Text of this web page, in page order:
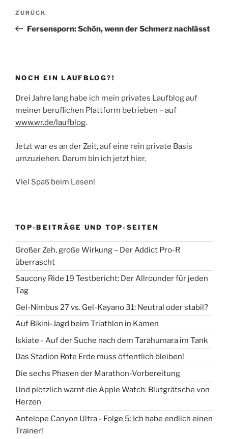
Beitragsnavigation
Vorheriger
Beitrag
ZURÜCK
Fersensporn: Schön, wenn der Schmerz nachlässt
NOCH EIN LAUFBLOG?!
Drei Jahre lang habe ich mein privates Laufblog auf
meiner beruflichen Plattform betrieben – auf
www.wr.de/laufblog.
Jetzt war es an der Zeit, auf eine rein private Basis
umzuziehen. Darum bin ich jetzt hier.
Viel Spaß beim Lesen!
TOP-BEITRÄGE UND TOP-SEITEN
Großer Zeh, große Wirkung – Der Addict Pro-R
überrascht
Saucony Ride 19 Testbericht: Der Allrounder für jeden
Tag
Gel-Nimbus 27 vs. Gel-Kayano 31: Neutral oder stabil?
Auf Bikini-Jagd beim Triathlon in Kamen
Iskiate - Auf der Suche nach dem Tarahumara im Tank
Das Stadion Rote Erde muss öffentlich bleiben!
Die sechs Phasen der Marathon-Vorbereitung
Und plötzlich warnt die Apple Watch: Blutgrätsche von
Herzen
Antelope Canyon Ultra - Folge 5: Ich habe endlich einen
Trainer!